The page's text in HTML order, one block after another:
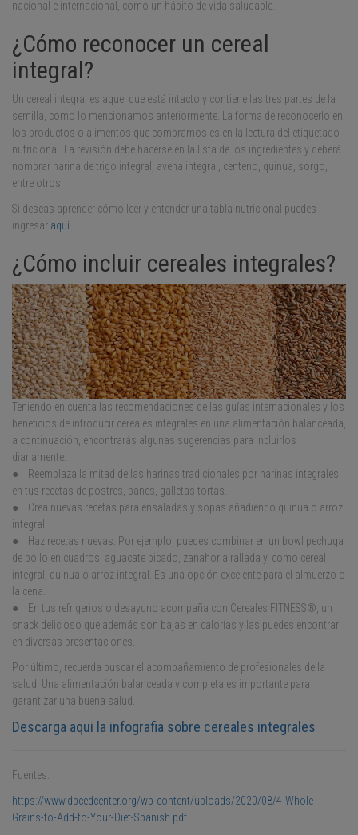
nacional e internacional, como un hábito de vida saludable.
¿Cómo reconocer un cereal
integral?
Un cereal integral es aquel que está intacto y contiene las tres partes de la
semilla, como lo mencionamos anteriormente. La forma de reconocerlo en
los productos o alimentos que compramos es en la lectura del etiquetado
nutricional. La revisión debe hacerse en la lista de los ingredientes y deberá
nombrar harina de trigo integral, avena integral, centeno, quinua, sorgo,
entre otros.
Si deseas aprender cómo leer y entender una tabla nutricional puedes
ingresar aquí.
¿Cómo incluir cereales integrales?
Teniendo en cuenta las recomendaciones de las guías internacionales y los
beneficios de introducir cereales integrales en una alimentación balanceada,
a continuación, encontrarás algunas sugerencias para incluirlos
diariamente:
● Reemplaza la mitad de las harinas tradicionales por harinas integrales
en tus recetas de postres, panes, galletas tortas.
● Crea nuevas recetas para ensaladas y sopas añadiendo quinua o arroz
integral.
● Haz recetas nuevas. Por ejemplo, puedes combinar en un bowl pechuga
de pollo en cuadros, aguacate picado, zanahoria rallada y, como cereal
integral, quinua o arroz integral. Es una opción excelente para el almuerzo o
la cena.
● En tus refrigerios o desayuno acompaña con Cereales FITNESS®, un
snack delicioso que además son bajas en calorías y las puedes encontrar
en diversas presentaciones.
Por último, recuerda buscar el acompañamiento de profesionales de la
salud. Una alimentación balanceada y completa es importante para
garantizar una buena salud.
Descarga aqui la infografia sobre cereales integrales
Fuentes:
https://www.dpcedcenter.org/wp-content/uploads/2020/08/4-Whole-
Grains-to-Add-to-Your-Diet-Spanish.pdf